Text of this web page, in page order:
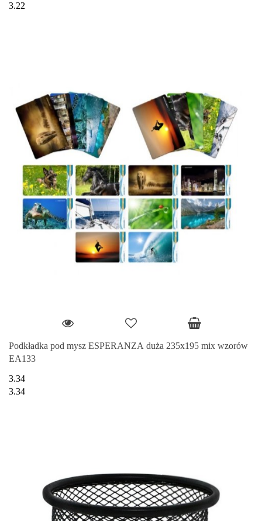
3.22
Podkładka pod mysz ESPERANZA duża 235x195 mix wzorów
EA133
3.34
3.34